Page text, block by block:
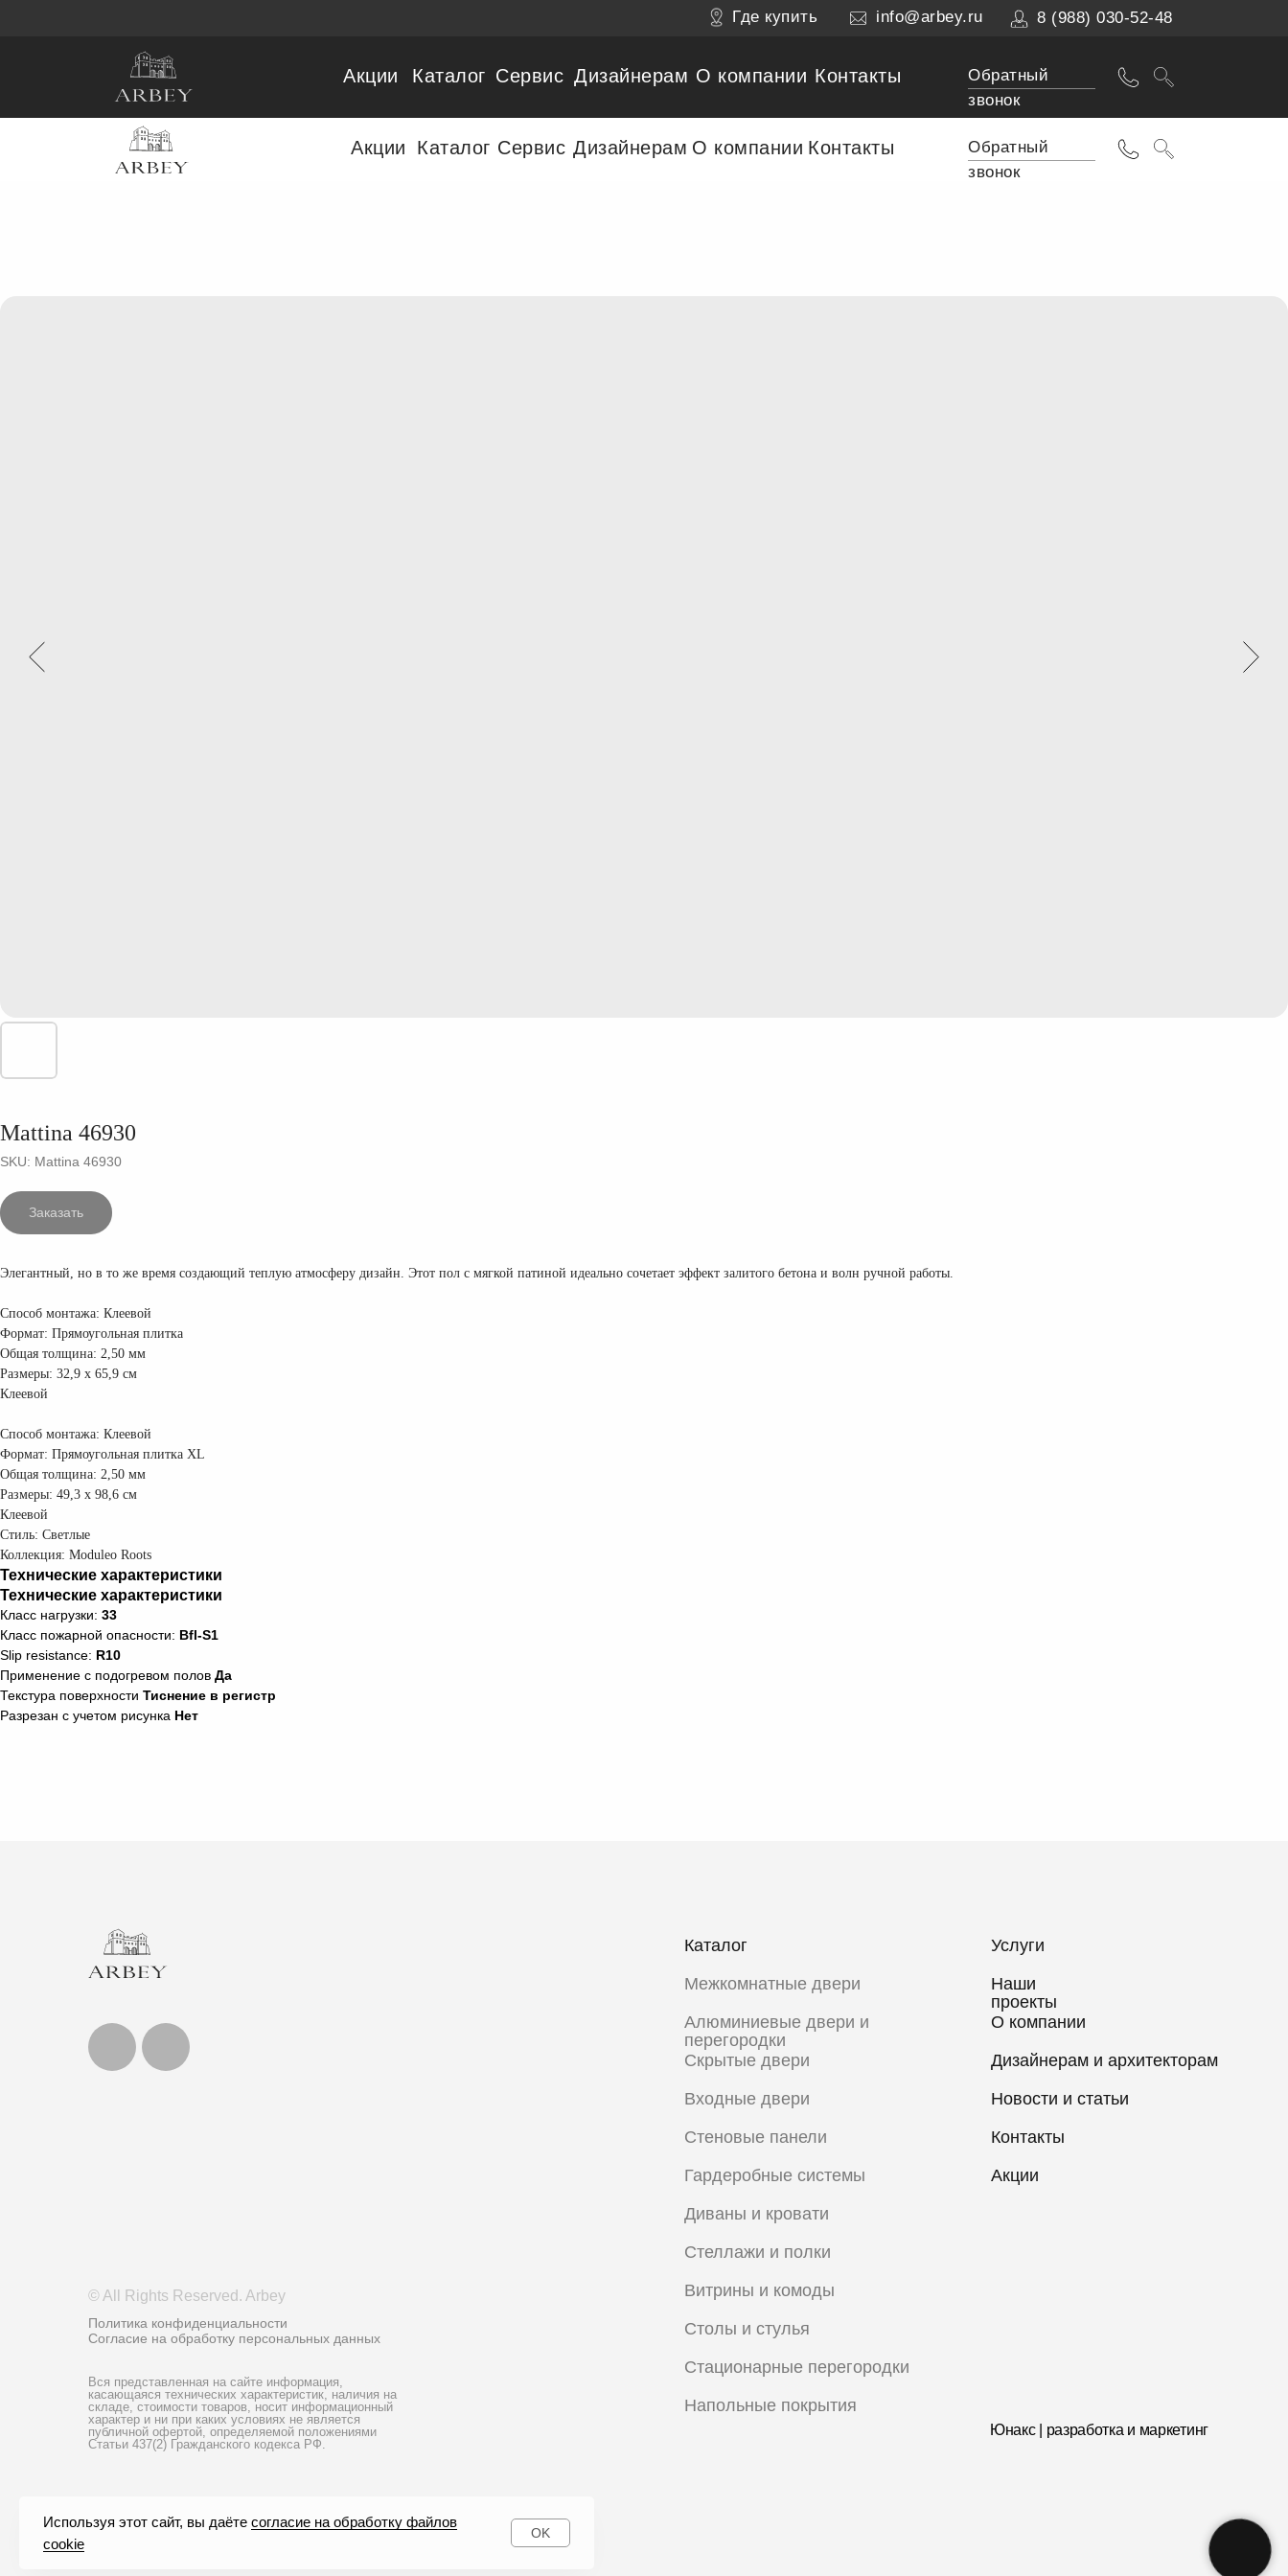
Где купить 8 (988) 030-52-48
info@arbey.ru
Каталог
Акции Сервис О компании
Дизайнерам Контакты
Обратный
звонок
Акции Каталог Сервис О компании
Дизайнерам Контакты
Обратный
звонок
Mattina 46930
SKU: Mattina 46930
Заказать
Элегантный, но в то же время создающий теплую атмосферу дизайн. Этот пол с мягкой патиной идеально сочетает эффект залитого бетона и волн ручной работы.
Способ монтажа: Клеевой
Формат: Прямоугольная плитка
Общая толщина: 2,50 мм
Размеры: 32,9 x 65,9 см
Клеевой
Способ монтажа: Клеевой
Формат: Прямоугольная плитка XL
Общая толщина: 2,50 мм
Размеры: 49,3 x 98,6 см
Клеевой
Стиль: Светлые
Коллекция: Moduleo Roots
Технические характеристики
Технические характеристики
Класс нагрузки: 33
Класс пожарной опасности: Bfl-S1
Slip resistance: R10
Применение с подогревом полов Да
Текстура поверхности Тиснение в регистр
Разрезан с учетом рисунка Нет
Используя этот сайт, вы даёте согласие на обработку файлов
cookie
OK
© All Rights Reserved. Arbey
Политика конфиденциальности
Вся представленная на сайте информация,
касающаяся технических характеристик, наличия на
складе, стоимости товаров, носит информационный
характер и ни при каких условиях не является
публичной офертой, определяемой положениями
Статьи 437(2) Гражданского кодекса РФ.
Согласие на обработку персональных данных
Каталог
Межкомнатные двери
Входные двери
Алюминиевые двери и
перегородки
Стеновые панели
Услуги
Наши
проекты
О компании
Дизайнерам и архитекторам
Новости и статьи
Акции
Контакты
Скрытые двери
Гардеробные системы
Диваны и кровати
Столы и стулья
Витрины и комоды
Стеллажи и полки
Стационарные перегородки
Напольные покрытия
Юнакс | разработка и маркетинг